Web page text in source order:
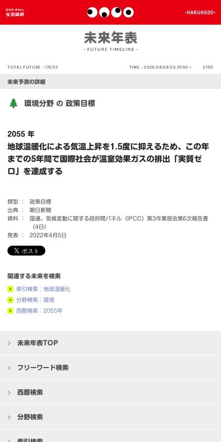
TOTAL FUTURE :17033 TIME :2026.08.08 05:31:50 > 2150
未来予測の詳細
環境分野 の 政策目標
2055 年
地球温暖化による気温上昇を1.5度に抑えるため、この年
までの5年間で国際社会が温室効果ガスの排出「実質ゼ
ロ」を達成する
類型 ：
政策目標
出典 ：
朝日新聞
資料 ：
国連、気候変動に関する政府間パネル（IPCC）第3作業部会第6次報告書
（4日）
発表 ：
2022年4月5日
関連する未来を検索
索引検索：地球温暖化
分野検索：環境
西暦検索：2055年
未来年表TOP
フリーワード検索
西暦検索
分野検索